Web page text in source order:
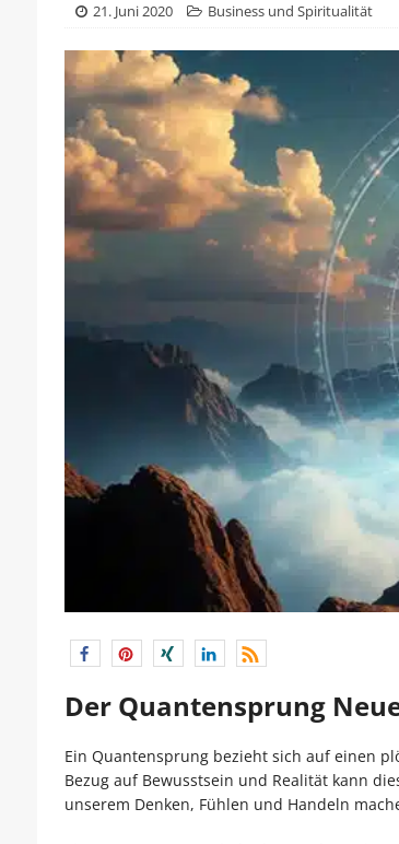
21. Juni 2020 Business und Spiritualität
Der Quantensprung
Ein Quantensprung bezieht sich auf einen
Bezug auf Bewusstsein und Realität kann
unserem Denken, Fühlen und Handeln